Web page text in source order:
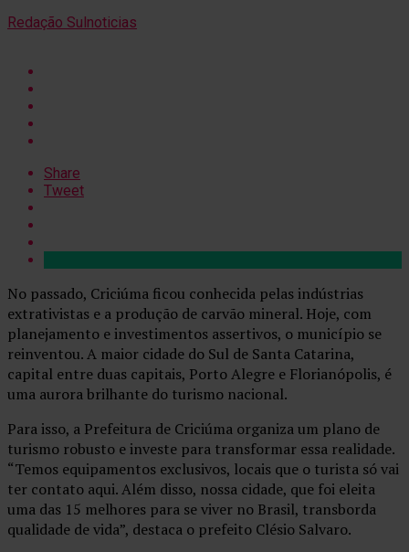
Redação Sulnoticias
Share
Tweet
No passado, Criciúma ficou conhecida pelas indústrias
extrativistas e a produção de carvão mineral. Hoje, com
planejamento e investimentos assertivos, o município se
reinventou. A maior cidade do Sul de Santa Catarina,
capital entre duas capitais, Porto Alegre e Florianópolis, é
uma aurora brilhante do turismo nacional.
Para isso, a Prefeitura de Criciúma organiza um plano de
turismo robusto e investe para transformar essa realidade.
“Temos equipamentos exclusivos, locais que o turista só vai
ter contato aqui. Além disso, nossa cidade, que foi eleita
uma das 15 melhores para se viver no Brasil, transborda
qualidade de vida”, destaca o prefeito Clésio Salvaro.